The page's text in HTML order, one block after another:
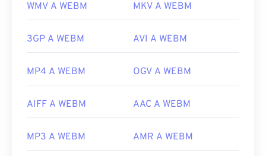
WMV A WEBM MKV A WEBM
3GP A WEBM AVI A WEBM
MP4 A WEBM OGV A WEBM
AIFF A WEBM AAC A WEBM
MP3 A WEBM AMR A WEBM